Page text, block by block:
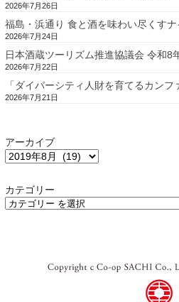
2026年7月26日
福島・浜通り 食と酒を味わい尽くすナ
2026年7月24日
日本酒蔵ツーリズム推進協議会 令和8
2026年7月22日
「ダイバーシティ人財を育てるカン
2026年7月21日
アーカイブ
カテゴリー